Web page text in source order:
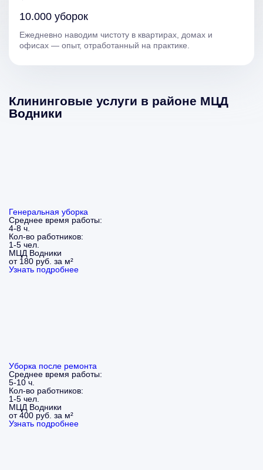
10.000 уборок
Ежедневно наводим чистоту в квартирах, домах и
офисах — опыт, отработанный на практике.
Клининговые услуги в районе МЦД
Водники
Генеральная уборка
Среднее время работы:
4-8 ч.
Кол-во работников:
1-5 чел.
МЦД Водники
от 180 руб. за м²
Узнать подробнее
Уборка после ремонта
Среднее время работы:
5-10 ч.
Кол-во работников:
1-5 чел.
МЦД Водники
от 400 руб. за м²
Узнать подробнее